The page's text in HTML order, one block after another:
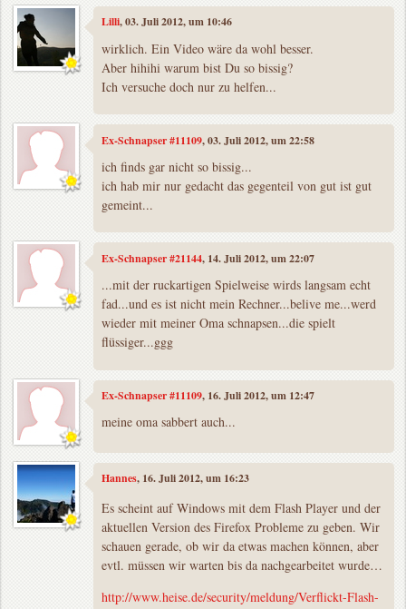
Lilli, 03. Juli 2012, um 10:46
wirklich. Ein Video wäre da wohl besser.
Aber hihihi warum bist Du so bissig?
Ich versuche doch nur zu helfen...
Ex-Schnapser #11109, 03. Juli 2012, um 22:58
ich finds gar nicht so bissig...
ich hab mir nur gedacht das gegenteil von gut ist gut
gemeint...
Ex-Schnapser #21144, 14. Juli 2012, um 22:07
...mit der ruckartigen Spielweise wirds langsam echt
fad...und es ist nicht mein Rechner...belive me...werd
wieder mit meiner Oma schnapsen...die spielt
flüssiger...ggg
Ex-Schnapser #11109, 16. Juli 2012, um 12:47
meine oma sabbert auch...
Hannes, 16. Juli 2012, um 16:23
Es scheint auf Windows mit dem Flash Player und der
aktuellen Version des Firefox Probleme zu geben. Wir
schauen gerade, ob wir da etwas machen können, aber
evtl. müssen wir warten bis da nachgearbeitet wurde…
http://www.heise.de/security/meldung/Verflickt-Flash-